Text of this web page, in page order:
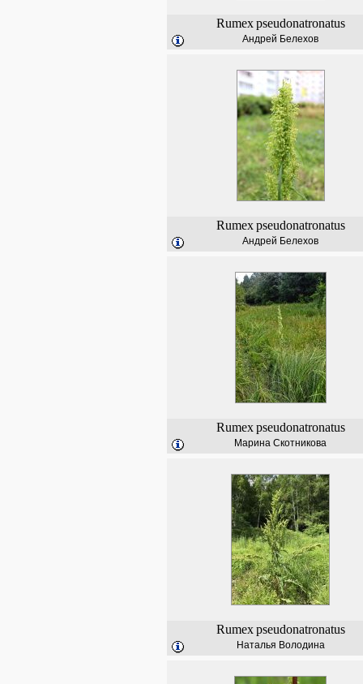
Rumex pseudonatronatus
Андрей Белехов
Rumex pseudonatronatus
Андрей Белехов
Rumex pseudonatronatus
Марина Скотникова
Rumex pseudonatronatus
Наталья Володина